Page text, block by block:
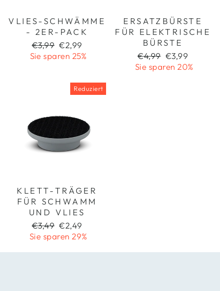
VLIES-SCHWÄMME
- 2ER-PACK
Normaler
Preis
€3,99 Sonderpreis
€2,99
Sie sparen 25%
ERSATZBÜRSTE
FÜR ELEKTRISCHE
BÜRSTE
Normaler
Preis
€4,99 Sonderpreis
€3,99
Sie sparen 20%
Reduziert
KLETT-TRÄGER
FÜR SCHWAMM
UND VLIES
Normaler
Preis
€3,49 Sonderpreis
€2,49
Sie sparen 29%